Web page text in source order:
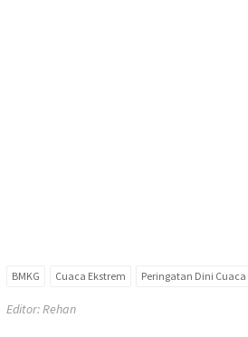
BMKG Cuaca Ekstrem Peringatan Dini Cuaca
Editor: Rehan